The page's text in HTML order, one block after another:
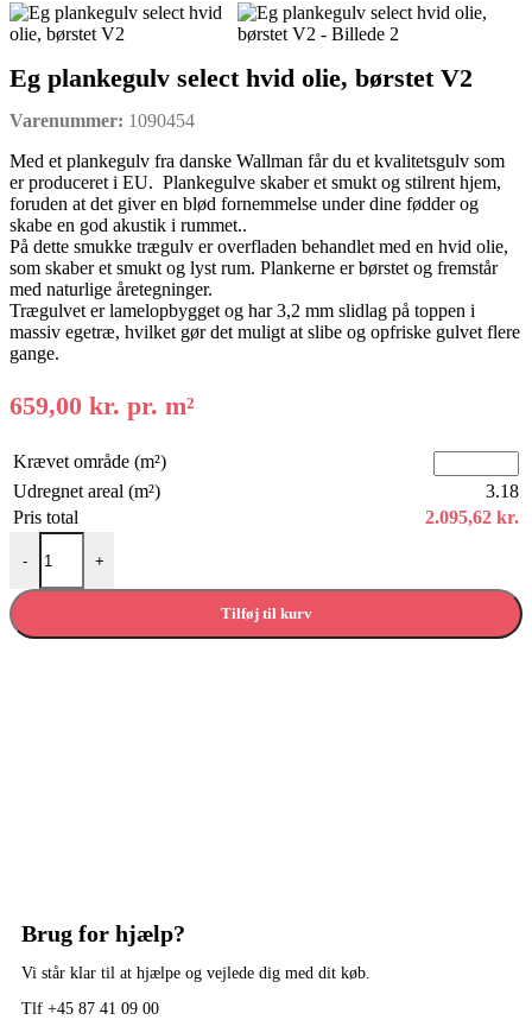
Eg plankegulv select hvid olie, børstet V2
Varenummer: 1090454
Med et plankegulv fra danske Wallman får du et kvalitetsgulv som
er produceret i EU. Plankegulve skaber et smukt og stilrent hjem,
foruden at det giver en blød fornemmelse under dine fødder og
skabe en god akustik i rummet..
På dette smukke trægulv er overfladen behandlet med en hvid olie,
som skaber et smukt og lyst rum. Plankerne er børstet og fremstår
med naturlige åretegninger.
Trægulvet er lamelopbygget og har 3,2 mm slidlag på toppen i
massiv egetræ, hvilket gør det muligt at slibe og opfriske gulvet flere
gange.
659,00 kr. pr. m²
Krævet område (m²)
Udregnet areal (m²)
3.18
Pris total
2.095,62 kr.
- +
Tilføj til kurv
Brug for hjælp?
Vi står klar til at hjælpe og vejlede dig med dit køb.
Tlf +45 87 41 09 00